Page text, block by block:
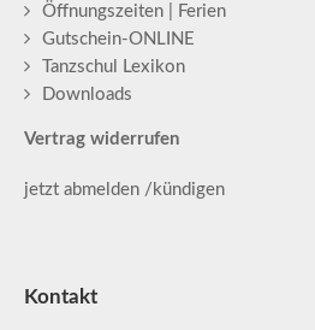
Öffnungszeiten | Ferien
Gutschein-ONLINE
Tanzschul Lexikon
Downloads
Vertrag widerrufen
jetzt abmelden /kündigen
Kontakt